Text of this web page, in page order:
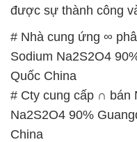
được sự thành công
# Nhà cung ứng ∞
Sodium Na2S2O4
Quốc China
# Cty cung cấp ∩ bán
Na2S2O4 90%
China